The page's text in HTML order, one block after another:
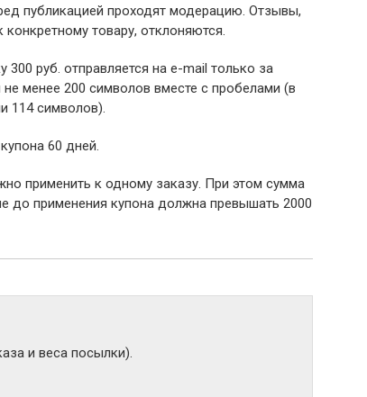
публикацией проходят модерацию. Отзывы,
товару, отклоняются.
300 руб. отправляется на e-mail только за
менее 200 символов вместе с пробелами (в
114 символов).
60 дней.
применить к одному заказу. При этом сумма
до применения купона должна превышать 2000
и веса посылки).